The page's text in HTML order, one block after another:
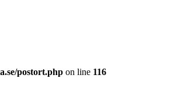
postort.php on line 116